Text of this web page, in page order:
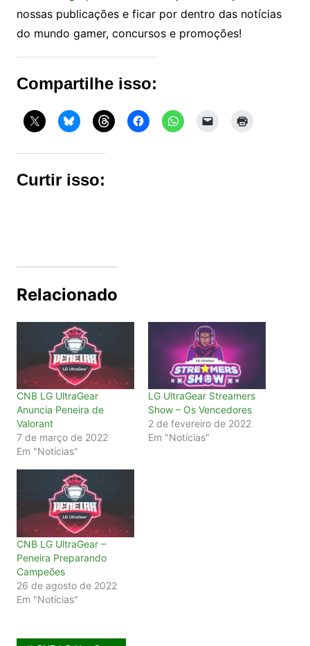
nossas publicações e ficar por dentro das notícias
do mundo gamer, concursos e promoções!
Compartilhe isso:
Curtir isso:
Relacionado
CNB LG UltraGear
Anuncia Peneira de
Valorant
7 de março de 2022
Em "Notícias"
LG UltraGear Streamers
Show – Os Vencedores
2 de fevereiro de 2022
Em "Notícias"
CNB LG UltraGear –
Peneira Preparando
Campeões
26 de agosto de 2022
Em "Notícias"